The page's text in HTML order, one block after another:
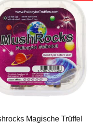
Magische Trüffel